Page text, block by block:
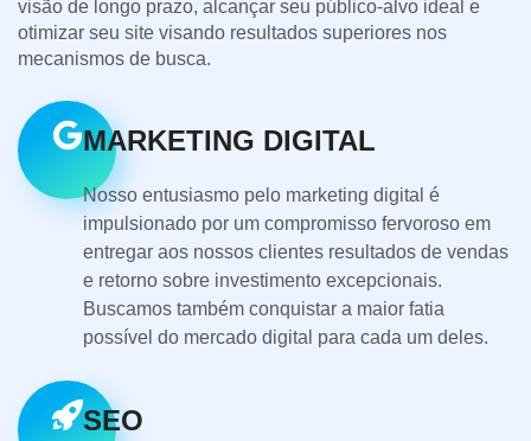
visão de longo prazo, alcançar seu público-alvo ideal e
otimizar seu site visando resultados superiores nos
mecanismos de busca.
MARKETING DIGITAL
Nosso entusiasmo pelo marketing digital é
impulsionado por um compromisso fervoroso em
entregar aos nossos clientes resultados de vendas
e retorno sobre investimento excepcionais.
Buscamos também conquistar a maior fatia
possível do mercado digital para cada um deles.
SEO